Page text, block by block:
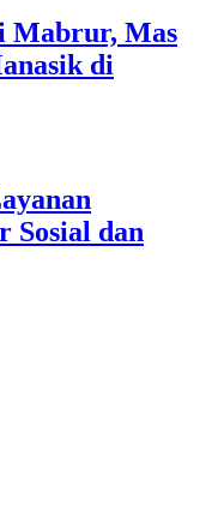
Mabrur, Mas
di
Sosial dan